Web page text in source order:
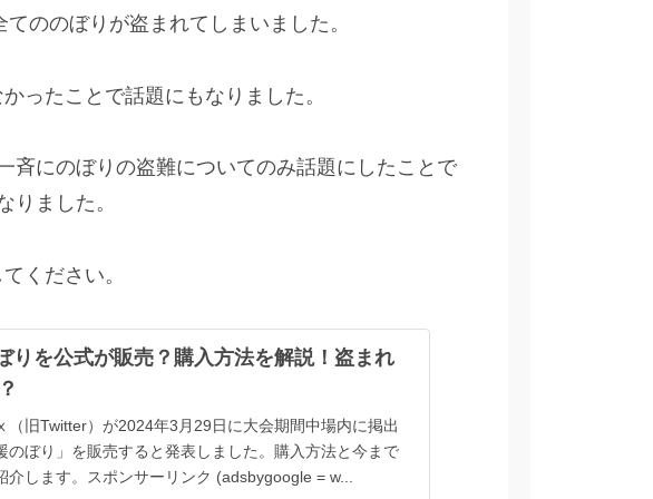
ののぼりが盗まれてしまいました。
ったことで話題にもなりました。
斉にのぼりの盗難についてのみ話題にしたことで
りました。
ください。
りを公式が販売？購入方法を解説！盗まれ
旧Twitter）が2024年3月29日に大会期間中場内に掲出
のぼり」を販売すると発表しました。購入方法と今まで
します。スポンサーリンク (adsbygoogle = w...